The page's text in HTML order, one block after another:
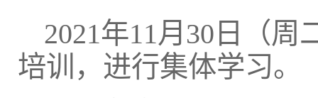
2021年11月30日（周
培训，进行集体学习。